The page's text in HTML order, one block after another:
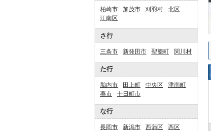
柏崎市 加茂市 刈羽村
北区
江南区
さ行
三条市 新発田市 聖籠町 関川村
た行
胎内市 田上町 中央区
津南町
燕市
十日町市
な行
長岡市 新潟市 西蒲区 西区